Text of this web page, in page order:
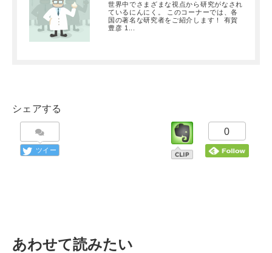
世界中でさまざまな視点から研究がなされ
ているにんにく。 このコーナーでは、各
国の著名な研究者をご紹介します！ 有賀
豊彦 1...
シェアする
ツイー
0
あわせて読みたい